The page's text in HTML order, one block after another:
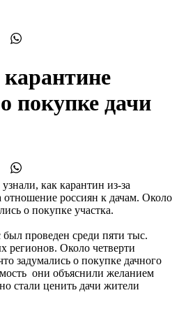
покупке дачи
как карантин из-за
отношение россиян к дачам. Около
о покупке участка.
проведен среди пяти тыс.
регионов. Около четверти
задумались о покупке дачного
они объяснили желанием
стали ценить дачи жители